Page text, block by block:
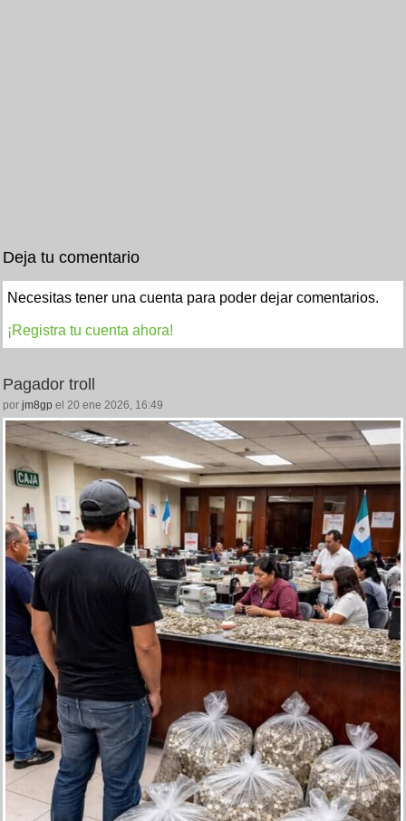
Deja tu comentario
Necesitas tener una cuenta para poder dejar comentarios.
¡Registra tu cuenta ahora!
Pagador troll
por jm8gp el 20 ene 2026, 16:49